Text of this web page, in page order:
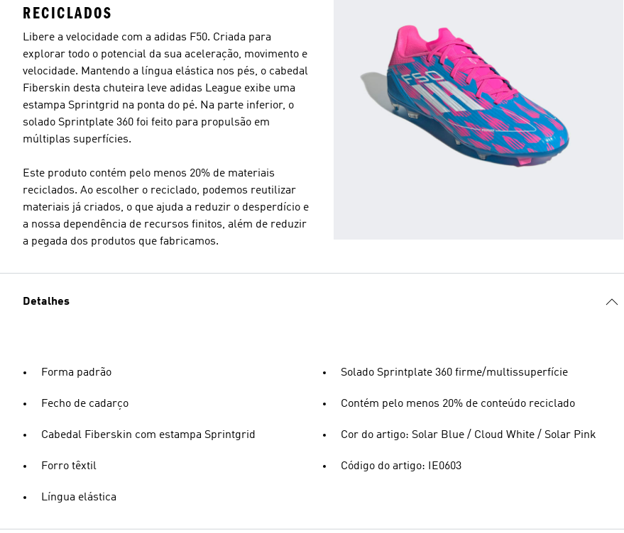
RECICLADOS
Libere a velocidade com a adidas F50. Criada para
explorar todo o potencial da sua aceleração, movimento e
velocidade. Mantendo a língua elástica nos pés, o cabedal
Fiberskin desta chuteira leve adidas League exibe uma
estampa Sprintgrid na ponta do pé. Na parte inferior, o
solado Sprintplate 360 foi feito para propulsão em
múltiplas superfícies.
Este produto contém pelo menos 20% de materiais
reciclados. Ao escolher o reciclado, podemos reutilizar
materiais já criados, o que ajuda a reduzir o desperdício e
a nossa dependência de recursos finitos, além de reduzir
a pegada dos produtos que fabricamos.
Detalhes
Forma padrão
Fecho de cadarço
Cabedal Fiberskin com estampa Sprintgrid
Forro têxtil
Língua elástica
Solado Sprintplate 360 firme/multissuperfície
Contém pelo menos 20% de conteúdo reciclado
Cor do artigo: Solar Blue / Cloud White / Solar Pink
Código do artigo: IE0603